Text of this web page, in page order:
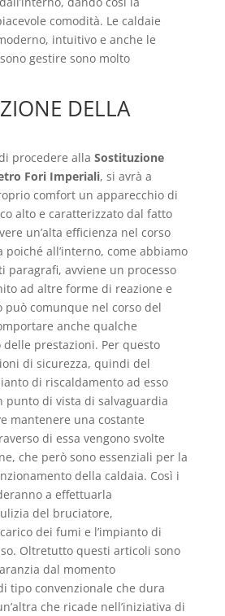
comodità. Le caldaie
intuitivo e anche le
gestire sono molto
DELLA
procedere alla Sostituzione
Fori Imperiali, si avrà a
comfort un apparecchio di
alto e caratterizzato dal fatto
un’alta efficienza nel corso
all’interno, come abbiamo
paragrafi, avviene un processo
ad altre forme di reazione e
può comunque nel corso del
anche qualche
prestazioni. Per questo
di sicurezza, quindi del
di riscaldamento ad esso
punto di vista di salvaguardia
mantenere una costante
di essa vengono svolte
che però sono essenziali per la
della caldaia. Così i
a effettuarla
del bruciatore,
dei fumi e l’impianto di
Oltretutto questi articoli sono
dal momento
tipo convenzionale che dura
che ricade nell’iniziativa di